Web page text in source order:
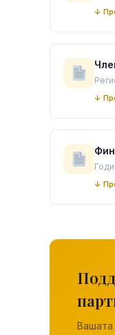
↓
↓
↓
Вашата